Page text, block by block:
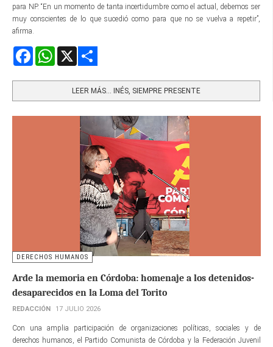
para NP. “En un momento de tanta incertidumbre como el actual, debemos ser
muy conscientes de lo que sucedió como para que no se vuelva a repetir”,
afirma.
FacebookWhatsApp
LEER MÁS… INÉS, SIEMPRE PRESENTE
DERECHOS HUMANOS
Arde la memoria en Córdoba: homenaje a los detenidos-
desaparecidos en la Loma del Torito
REDACCIÓN 17 JULIO 2026
Con una amplia participación de organizaciones políticas, sociales y de
derechos humanos, el Partido Comunista de Córdoba y la Federación Juvenil